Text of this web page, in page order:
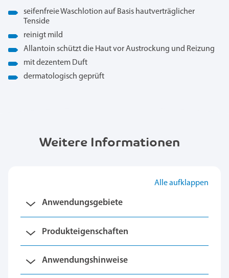
seifenfreie Waschlotion auf Basis hautverträglicher
Tenside
reinigt mild
Allantoin schützt die Haut vor Austrockung und Reizung
mit dezentem Duft
dermatologisch geprüft
Weitere Informationen
Alle aufklappen
Anwendungsgebiete
Produkteigenschaften
Anwendungshinweise